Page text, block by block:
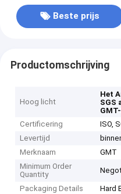
Beste prijs
Productomschrijving
Hoog licht
Het
SGS
Certificering
ISO,
Levertijd
Merknaam
GMT
Minimum Order
Quantity
Packaging Details Hard